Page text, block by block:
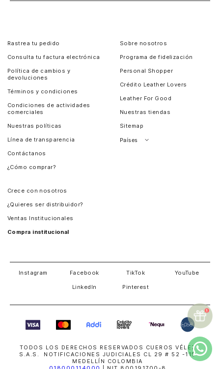
Rastrea tu pedido
Consulta tu factura electrónica
Política de cambios y
devoluciones
Términos y condiciones
Condiciones de actividades
comerciales
Nuestras políticas
Línea de transparencia
Contáctanos
¿Cómo comprar?
Sobre nosotros
Programa de fidelización
Personal Shopper
Crédito Leather Lovers
Leather For Good
Nuestras tiendas
Sitemap
Países
Crece con nosotros
¿Quieres ser distribuidor?
Ventas Institucionales
Compra institucional
Instagram Facebook TikTok YouTube
LinkedIn Pinterest
TODOS LOS DERECHOS RESERVADOS CUEROS VÉLEZ
S.A.S. NOTIFICACIONES JUDICIALES CL 29 # 52 -115
MEDELLÍN COLOMBIA